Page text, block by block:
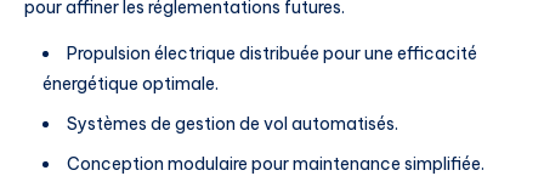
pour affiner les réglementations futures.
Propulsion électrique distribuée pour une efficacité
énergétique optimale.
Systèmes de gestion de vol automatisés.
Conception modulaire pour maintenance simplifiée.